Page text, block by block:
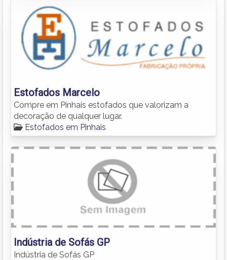
Estofados Marcelo
Compre em Pinhais estofados que valorizam a
decoração de qualquer lugar.
Estofados em Pinhais
Indústria de Sofás GP
Indústria de Sofás GP